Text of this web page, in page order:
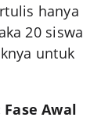
hanya
20 siswa
untuk
Awal